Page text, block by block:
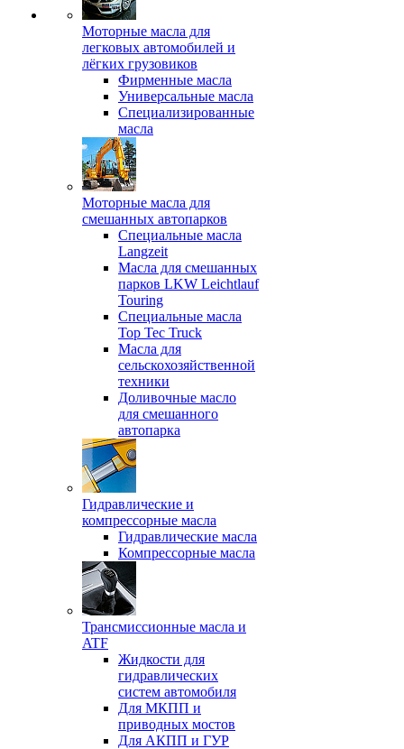
Моторные масла для
легковых автомобилей и
лёгких грузовиков
Фирменные масла
Универсальные масла
Специализированные
масла
Моторные масла для
смешанных автопарков
Специальные масла
Langzeit
Масла для смешанных
парков LKW Leichtlauf
Touring
Специальные масла
Top Tec Truck
Масла для
сельскохозяйственной
техники
Доливочные масло
для смешанного
автопарка
Гидравлические и
компрессорные масла
Гидравлические масла
Компрессорные масла
Трансмиссионные масла и
ATF
Жидкости для
гидравлических
систем автомобиля
Для МКПП и
приводных мостов
Для АКПП и ГУР